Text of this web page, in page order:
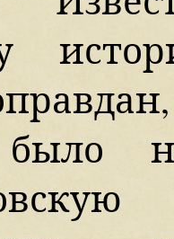
было